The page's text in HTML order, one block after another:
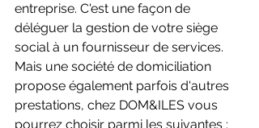
entreprise. C'est une façon de
déléguer la gestion de votre siège
social à un fournisseur de services.
Mais une société de domiciliation
propose également parfois d'autres
prestations, chez DOM&ILES vous
pourrez choisir parmi les suivantes :